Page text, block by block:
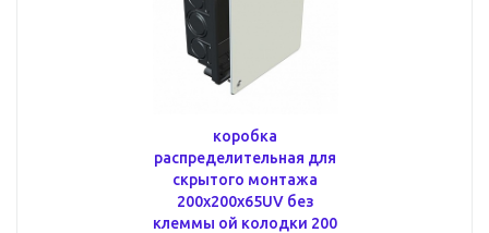
коробка
распределительная для
скрытого монтажа
200x200x65UV без
клеммы ой колодки 200